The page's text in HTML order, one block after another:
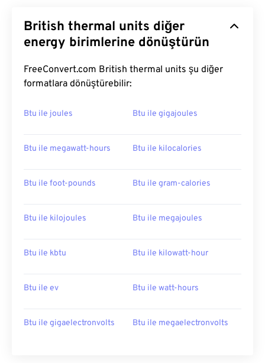
British thermal units diğer
energy birimlerine dönüştürün
FreeConvert.com British thermal units şu diğer
formatlara dönüştürebilir:
Btu ile joules Btu ile gigajoules
Btu ile megawatt-hours Btu ile kilocalories
Btu ile foot-pounds Btu ile gram-calories
Btu ile kilojoules Btu ile megajoules
Btu ile kbtu Btu ile kilowatt-hour
Btu ile ev Btu ile watt-hours
Btu ile gigaelectronvolts Btu ile megaelectronvolts